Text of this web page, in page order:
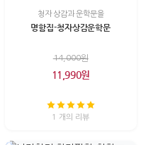
청자 상감과 운학문을
명함집-청자상감운학문
14,000원
11,990원
1 개의 리뷰